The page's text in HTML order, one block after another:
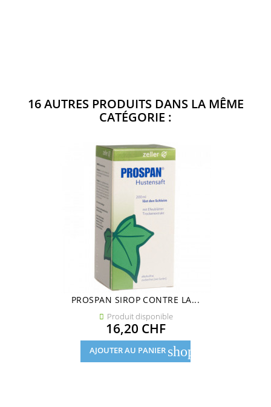
16 AUTRES PRODUITS DANS LA MÊME
CATÉGORIE :
PROSPAN SIROP CONTRE LA...
 Produit disponible
Prix
16,20 CHF
AJOUTER AU PANIER shopping_cart